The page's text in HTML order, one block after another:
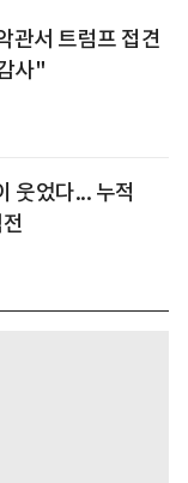
관서 트럼프 접견
사"
웃었다... 누적